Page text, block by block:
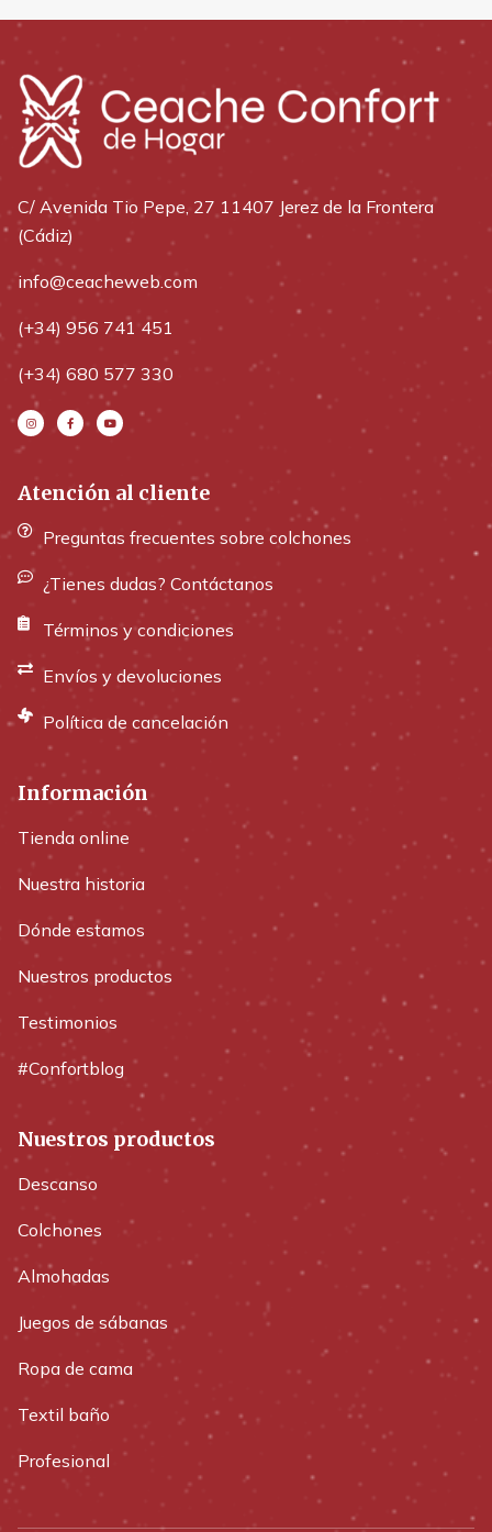
C/ Avenida Tio Pepe, 27 11407 Jerez de la Frontera
(Cádiz)
info@ceacheweb.com
(+34) 956 741 451
(+34) 680 577 330
Atención al cliente
Preguntas frecuentes sobre colchones
¿Tienes dudas? Contáctanos
Términos y condiciones
Envíos y devoluciones
Política de cancelación
Información
Tienda online
Nuestra historia
Dónde estamos
Nuestros productos
Testimonios
#Confortblog
Nuestros productos
Descanso
Colchones
Almohadas
Juegos de sábanas
Ropa de cama
Textil baño
Profesional